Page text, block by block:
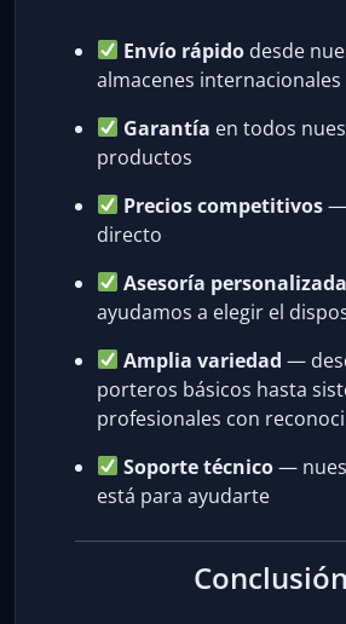
Envío rápido desde
almacenes internacionales
Garantía en todos
productos
Precios competitivos—
directo
Asesoría personalizada
ayudamos a elegir el
Amplia variedad —
porteros básicos hasta
profesionales con
Soporte técnico—
está para ayudarte
Conclusión